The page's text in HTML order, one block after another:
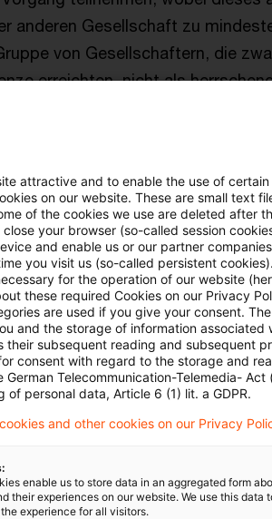
anderen Gesellschaft zu
von Gesellschaftern, die
erreichten, nicht als
diese Schwelle allein erfüllte.
durch eine Gesellschaft
ihre Beteiligungen hätten
der BFH die Situation einer
Grundstück auf eine neu
wollte. Auch hier wurde die
Gemeinde nicht nachweislich
an der aufnehmenden
stellte fest, dass bei einer
dieser Frist rechtlich
verzichtet werden kann. Der
zwischen
den
attractive and to enable the use of
on our website. These are small text
of the cookies we use are deleted after
your browser (so-called session
and enable us or our partner
you visit us (so-called persistent
for the operation of our website
these required Cookies on our Privacy
are used if you give your consent.
and the storage of information associated
their subsequent reading and subsequent
consent with regard to the storage and
Telecommunication-Telemedia- Act
personal data, Article 6 (1) lit. a GDPR.
and other cookies on our Privacy
enable us to store data in an aggregated form
their experiences on our website. We use this data
experience for all visitors.